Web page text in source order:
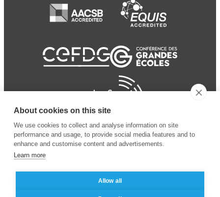
Mentions légales
About cookies on this site
We use cookies to collect and analyse information on site
performance and usage, to provide social media features and to
enhance and customise content and advertisements.
Learn more
Allow all